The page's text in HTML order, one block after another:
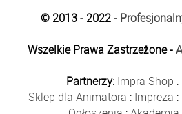
© 2013 - 2022 -
Wszelkie Prawa Zastrzeżone -
Partnerzy: Impra Shop :
Sklep dla Animatora : Impreza :